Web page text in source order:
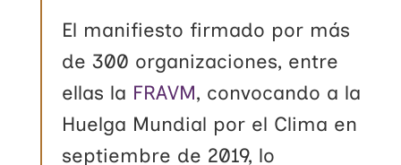
El manifiesto firmado por más
de 300 organizaciones, entre
ellas la FRAVM, convocando a la
Huelga Mundial por el Clima en
septiembre de 2019, lo